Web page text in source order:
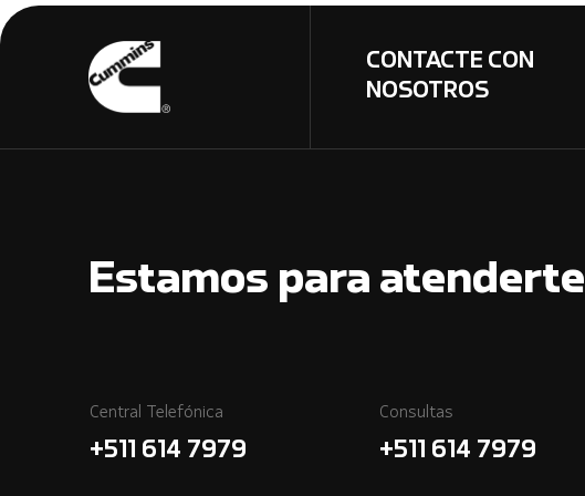
CONTACTE CON
NOSOTROS
Estamos para atenderte
Central Telefónica
+511 614 7979
Consultas
+511 614 7979